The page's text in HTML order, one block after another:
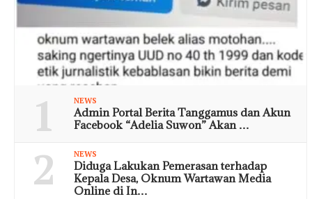
1 NEWS
Admin Portal Berita Tanggamus dan Akun
Facebook “Adelia Suwon” Akan …
2 NEWS
Diduga Lakukan Pemerasan terhadap
Kepala Desa, Oknum Wartawan Media
Online di In…